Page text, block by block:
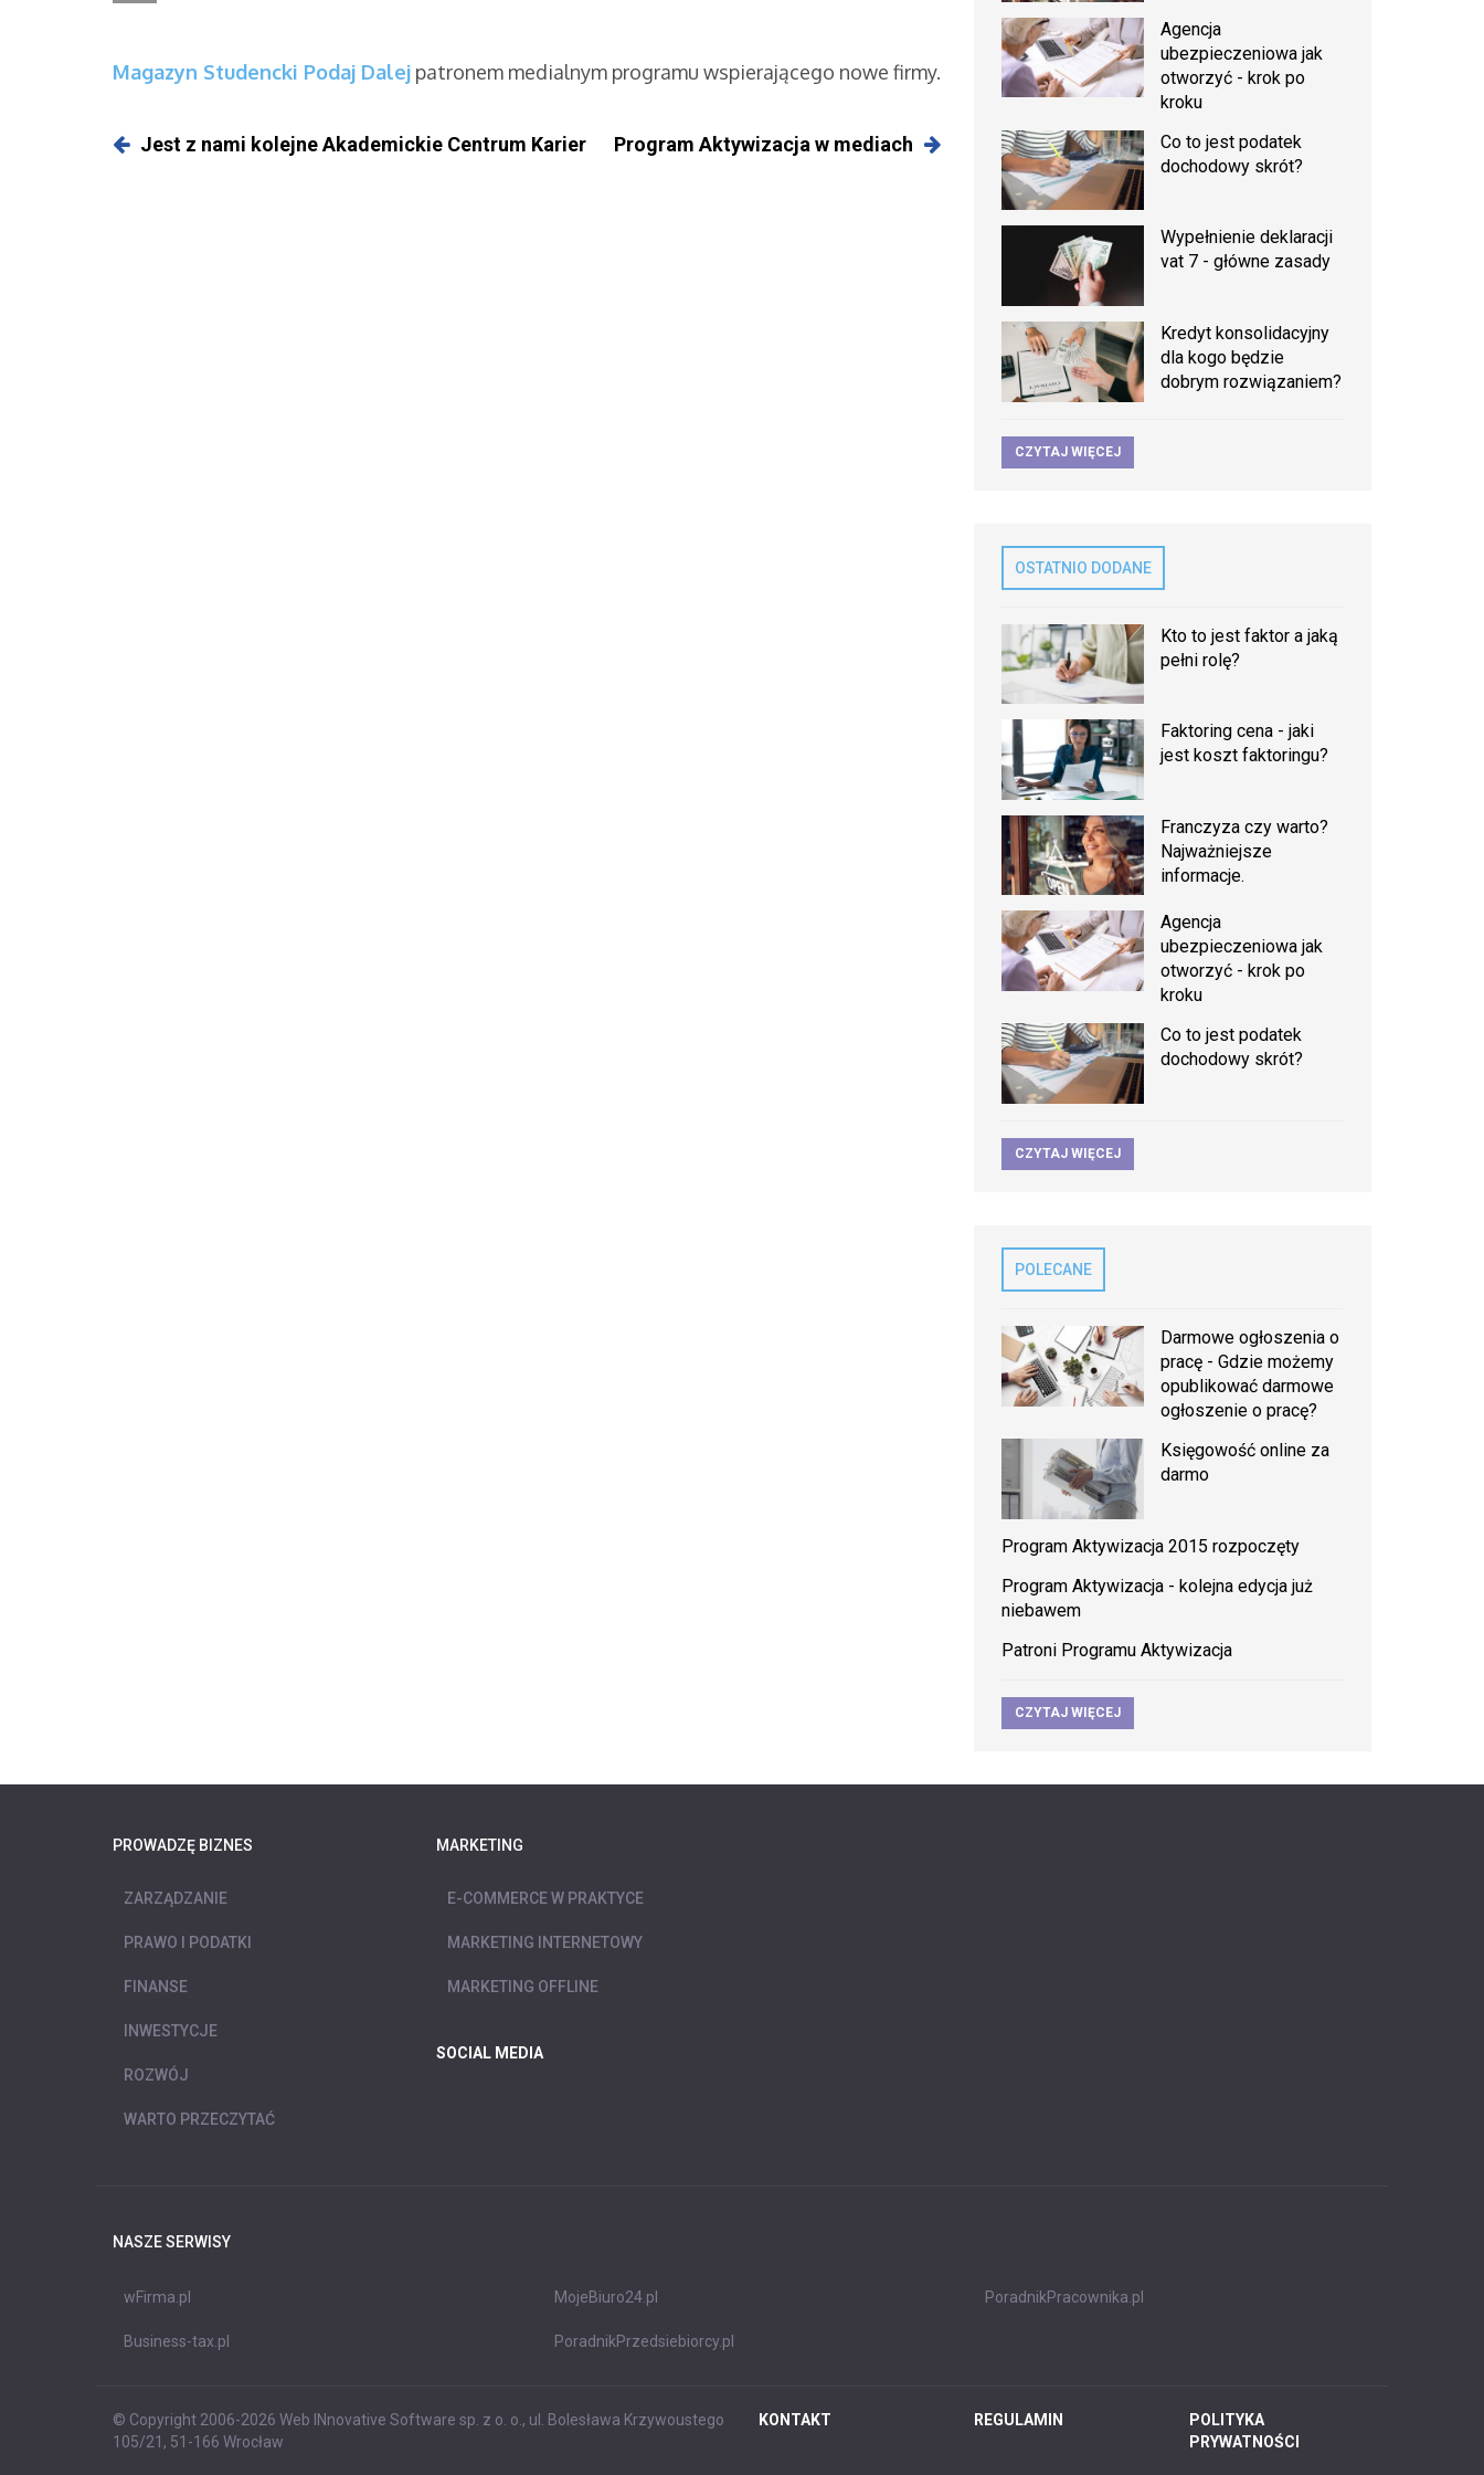
Magazyn Studencki Podaj Dalej patronem medialnym programu wspierającego nowe firmy.
Jest z nami kolejne Akademickie Centrum Karier Program Aktywizacja w mediach
Agencja
ubezpieczeniowa jak
otworzyć - krok po
kroku
Co to jest podatek
dochodowy skrót?
Wypełnienie deklaracji
vat 7 - główne zasady
Kredyt konsolidacyjny
dla kogo będzie
dobrym rozwiązaniem?
CZYTAJ WIĘCEJ
OSTATNIO DODANE
Kto to jest faktor a jaką
pełni rolę?
Faktoring cena - jaki
jest koszt faktoringu?
Franczyza czy warto?
Najważniejsze
informacje.
Agencja
ubezpieczeniowa jak
otworzyć - krok po
kroku
Co to jest podatek
dochodowy skrót?
CZYTAJ WIĘCEJ
POLECANE
Darmowe ogłoszenia o
pracę - Gdzie możemy
opublikować darmowe
ogłoszenie o pracę?
Księgowość online za
darmo
Program Aktywizacja 2015 rozpoczęty
Program Aktywizacja - kolejna edycja już
niebawem
Patroni Programu Aktywizacja
CZYTAJ WIĘCEJ
PROWADZĘ BIZNES
ZARZĄDZANIE
PRAWO I PODATKI
FINANSE
INWESTYCJE
ROZWÓJ
WARTO PRZECZYTAĆ
MARKETING
E-COMMERCE W PRAKTYCE
MARKETING INTERNETOWY
MARKETING OFFLINE
SOCIAL MEDIA
NASZE SERWISY
wFirma.pl
Business-tax.pl
MojeBiuro24.pl
PoradnikPrzedsiebiorcy.pl
PoradnikPracownika.pl
© Copyright 2006-2026 Web INnovative Software sp. z o. o., ul. Bolesława Krzywoustego
105/21, 51-166 Wrocław
KONTAKT REGULAMIN
POLITYKA
PRYWATNOŚCI